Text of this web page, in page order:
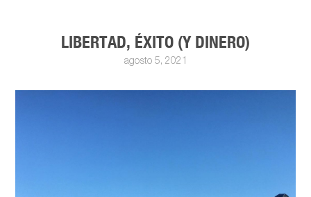
LIBERTAD, ÉXITO (Y DINERO)
agosto 5, 2021